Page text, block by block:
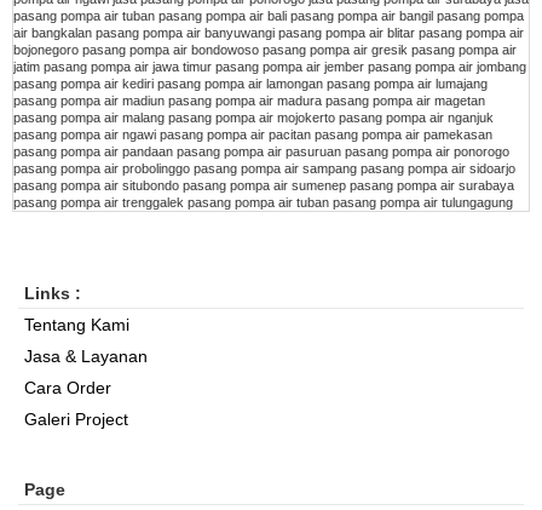
pasang pompa air tuban pasang pompa air bali pasang pompa air bangil pasang pompa
air bangkalan pasang pompa air banyuwangi pasang pompa air blitar pasang pompa air
bojonegoro pasang pompa air bondowoso pasang pompa air gresik pasang pompa air
jatim pasang pompa air jawa timur pasang pompa air jember pasang pompa air jombang
pasang pompa air kediri pasang pompa air lamongan pasang pompa air lumajang
pasang pompa air madiun pasang pompa air madura pasang pompa air magetan
pasang pompa air malang pasang pompa air mojokerto pasang pompa air nganjuk
pasang pompa air ngawi pasang pompa air pacitan pasang pompa air pamekasan
pasang pompa air pandaan pasang pompa air pasuruan pasang pompa air ponorogo
pasang pompa air probolinggo pasang pompa air sampang pasang pompa air sidoarjo
pasang pompa air situbondo pasang pompa air sumenep pasang pompa air surabaya
pasang pompa air trenggalek pasang pompa air tuban pasang pompa air tulungagung
Links :
Tentang Kami
Jasa & Layanan
Cara Order
Galeri Project
Page